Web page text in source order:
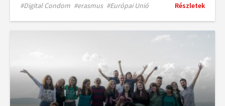
#Digital Condom #erasmus #Európai Unió Részletek